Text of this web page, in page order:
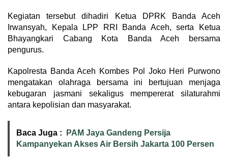
Kegiatan tersebut dihadiri Ketua DPRK Banda Aceh
Irwansyah, Kepala LPP RRI Banda Aceh, serta Ketua
Bhayangkari Cabang Kota Banda Aceh bersama
pengurus.
Kapolresta Banda Aceh Kombes Pol Joko Heri Purwono
mengatakan olahraga bersama ini bertujuan menjaga
kebugaran jasmani sekaligus mempererat silaturahmi
antara kepolisian dan masyarakat.
Baca Juga :
PAM Jaya Gandeng Persija
Kampanyekan Akses Air Bersih Jakarta 100 Persen